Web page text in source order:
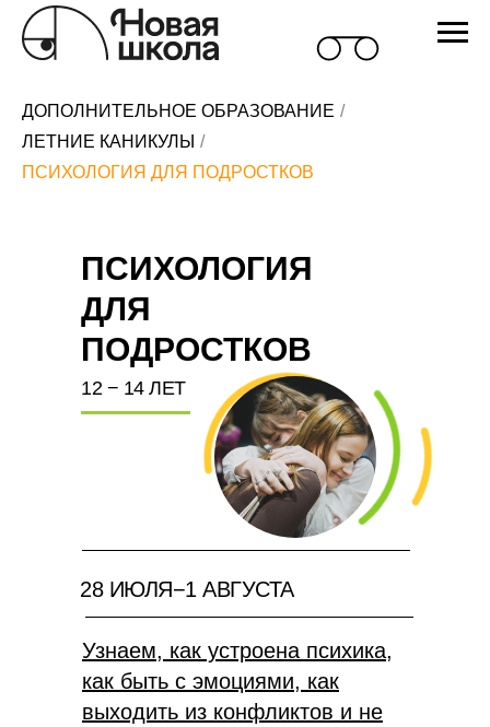
ДОПОЛНИТЕЛЬНОЕ ОБРАЗОВАНИЕ /
ЛЕТНИЕ КАНИКУЛЫ /
ПСИХОЛОГИЯ ДЛЯ ПОДРОСТКОВ
28 ИЮЛЯ−1 АВГУСТА
12 − 14 ЛЕТ
Узнаем, как устроена психика,
как быть с эмоциями, как
выходить из конфликтов и не
ПСИХОЛОГИЯ
ДЛЯ
ПОДРОСТКОВ